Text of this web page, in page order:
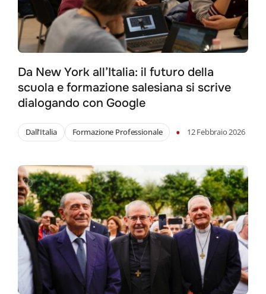
Da New York all’Italia: il futuro della
scuola e formazione salesiana si scrive
dialogando con Google
Dall'Italia Formazione Professionale • 12 Febbraio 2026